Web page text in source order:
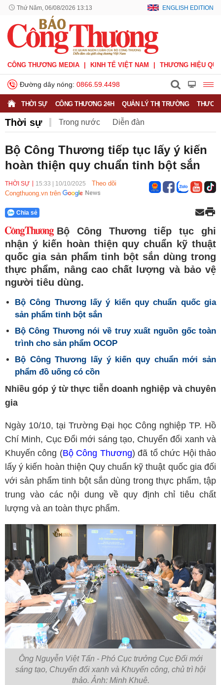
Thứ Năm, 06/08/2026 13:13 ENGLISH EDITION
CÔNG THƯƠNG MEDIA KINH TẾ VIỆT NAM THƯƠNG HIỆU
Đường dây nóng: 0866.59.4498
THỜI SỰ CÔNG THƯƠNG 24H QUẢN LÝ THỊ TRƯỜNG
Thời sự Trong nước Diễn đàn
Bầu cử Quốc hội Khoá XVI
Bộ Công Thương tiếp tục lấy ý kiến
hoàn thiện quy chuẩn tinh bột sắn
THỜI SỰ 15:33 10/10/2025
Theo dõi
Congthuong.vn trên
Chia sẻ
Bộ Công Thương tiếp tục ghi
nhận ý kiến hoàn thiện quy chuẩn kỹ thuật
quốc gia sản phẩm tinh bột sắn dùng trong
thực phẩm, nâng cao chất lượng và bảo vệ
người tiêu dùng.
Bộ Công Thương lấy ý kiến quy chuẩn quốc gia
sản phẩm tinh bột sắn
Bộ Công Thương nói về truy xuất nguồn gốc toàn
trình cho sản phẩm OCOP
Bộ Công Thương lấy ý kiến quy chuẩn mới sản
phẩm đồ uống có cồn
Nhiều góp ý từ thực tiễn doanh nghiệp và chuyên
gia
Ngày 10/10, tại Trường Đại học Công nghiệp TP. Hồ
Chí Minh, Cục Đổi mới sáng tạo, Chuyển đổi xanh và
Khuyến công (Bộ Công Thương) đã tổ chức Hội thảo
lấy ý kiến hoàn thiện Quy chuẩn kỹ thuật quốc gia đối
với sản phẩm tinh bột sắn dùng trong thực phẩm, tập
trung vào các nội dung về quy định chỉ tiêu chất
lượng và an toàn thực phẩm.
Ông Nguyễn Việt Tấn - Phó Cục trưởng Cục Đổi mới
sáng tạo, Chuyển đổi xanh và Khuyến công, chủ trì hội
thảo. Ảnh: Minh Khuê.